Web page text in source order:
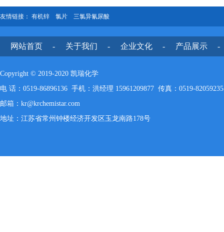
友情链接： 有机锌 氯片 三氯异氰尿酸
-
网站首页 -
关于我们 -
企业文化 -
产品展示
Copyright © 2019-2020 凯瑞化学
电 话：0519-86896136 手机：洪经理 15961209877 传真：0519-82059235
邮箱：kr@krchemistar.com
地址：江苏省常州钟楼经济开发区玉龙南路178号